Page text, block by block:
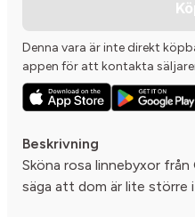
Denna vara är inte direkt
appen för att kontakta
Beskrivning
Sköna rosa linnebyxor
säga att dom är lite större